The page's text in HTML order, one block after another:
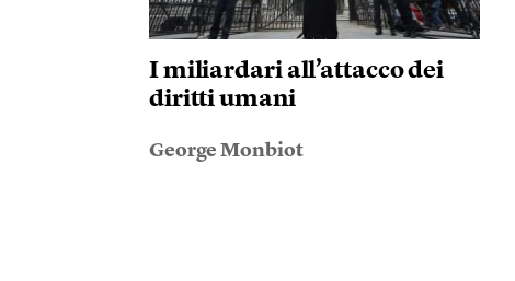
I miliardari all’attacco dei
diritti umani
George Monbiot